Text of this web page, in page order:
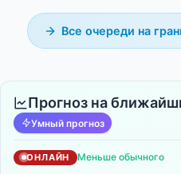
Все очереди на
Прогноз на
Умный прогноз
ОНЛАЙН Меньше обычного